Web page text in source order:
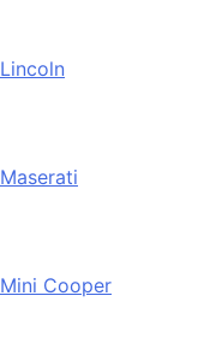
Lincoln
Maserati
Mini Cooper